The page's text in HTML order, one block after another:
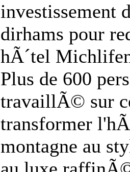
investissement
dirhams pour
hÃ´tel
Plus de 600
travaillÃ© sur
transformer
montagne au